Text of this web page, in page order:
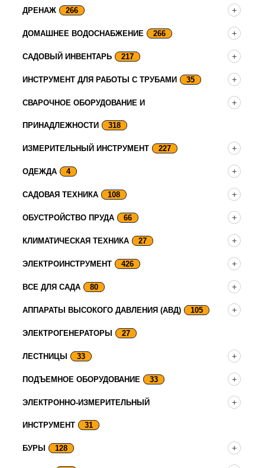
ДРЕНАЖ 266
ДОМАШНЕЕ ВОДОСНАБЖЕНИЕ 266
САДОВЫЙ ИНВЕНТАРЬ 217
ИНСТРУМЕНТ ДЛЯ РАБОТЫ С ТРУБАМИ 35
СВАРОЧНОЕ ОБОРУДОВАНИЕ И
ПРИНАДЛЕЖНОСТИ 318
ИЗМЕРИТЕЛЬНЫЙ ИНСТРУМЕНТ 227
ОДЕЖДА 4
САДОВАЯ ТЕХНИКА 108
ОБУСТРОЙСТВО ПРУДА 66
КЛИМАТИЧЕСКАЯ ТЕХНИКА 27
ЭЛЕКТРОИНСТРУМЕНТ 426
ВСЕ ДЛЯ САДА 80
АППАРАТЫ ВЫСОКОГО ДАВЛЕНИЯ (АВД) 105
ЭЛЕКТРОГЕНЕРАТОРЫ 27
ЛЕСТНИЦЫ 33
ПОДЪЕМНОЕ ОБОРУДОВАНИЕ 33
ЭЛЕКТРОННО-ИЗМЕРИТЕЛЬНЫЙ
ИНСТРУМЕНТ 31
БУРЫ 128